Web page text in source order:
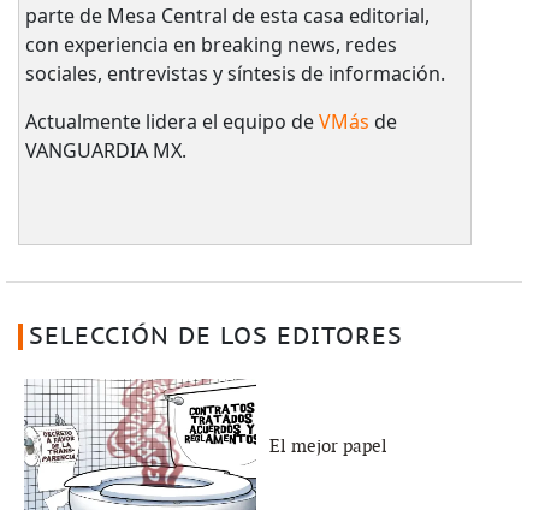
parte de Mesa Central de esta casa editorial,
con experiencia en breaking news, redes
sociales, entrevistas y síntesis de información.
Actualmente lidera el equipo deVMás de
VANGUARDIA MX.
SELECCIÓN DE LOS EDITORES
El mejor papel